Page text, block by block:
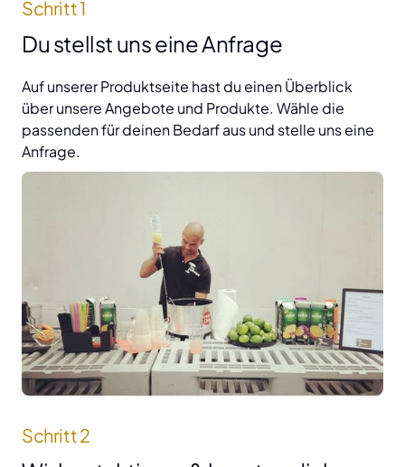
Schritt 1
Du stellst uns eine Anfrage
Auf unserer Produktseite hast du einen Überblick
über unsere Angebote und Produkte. Wähle die
passenden für deinen Bedarf aus und stelle uns eine
Anfrage.
Schritt 2